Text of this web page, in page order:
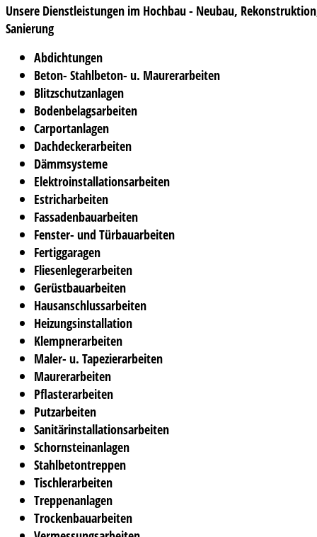
Unsere Dienstleistungen im Hochbau - Neubau,
Sanierung
Abdichtungen
Beton- Stahlbeton- u. Maurerarbeiten
Blitzschutzanlagen
Bodenbelagsarbeiten
Carportanlagen
Dachdeckerarbeiten
Dämmsysteme
Elektroinstallationsarbeiten
Estricharbeiten
Fassadenbauarbeiten
Fenster- und Türbauarbeiten
Fertiggaragen
Fliesenlegerarbeiten
Gerüstbauarbeiten
Hausanschlussarbeiten
Heizungsinstallation
Klempnerarbeiten
Maler- u. Tapezierarbeiten
Maurerarbeiten
Pflasterarbeiten
Putzarbeiten
Sanitärinstallationsarbeiten
Schornsteinanlagen
Stahlbetontreppen
Tischlerarbeiten
Treppenanlagen
Trockenbauarbeiten